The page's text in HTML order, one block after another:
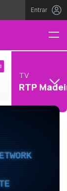
Entrar
TV
RTP